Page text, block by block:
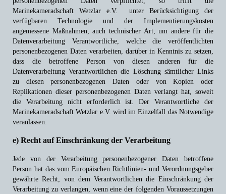
Marinekameradschaft Wetzlar e.V. unter Berücksichtigung der
verfügbaren Technologie und der Implementierungskosten
angemessene Maßnahmen, auch technischer Art, um andere für die
Datenverarbeitung Verantwortliche, welche die veröffentlichten
personenbezogenen Daten verarbeiten, darüber in Kenntnis zu setzen,
dass die betroffene Person von diesen anderen für die
Datenverarbeitung Verantwortlichen die Löschung sämtlicher Links
zu diesen personenbezogenen Daten oder von Kopien oder
Replikationen dieser personenbezogenen Daten verlangt hat, soweit
die Verarbeitung nicht erforderlich ist. Der Verantwortliche der
Marinekameradschaft Wetzlar e.V. wird im Einzelfall das Notwendige
veranlassen.
e) Recht auf Einschränkung der Verarbeitung
Jede von der Verarbeitung personenbezogener Daten betroffene
Person hat das vom Europäischen Richtlinien- und Verordnungsgeber
gewährte Recht, von dem Verantwortlichen die Einschränkung der
Verarbeitung zu verlangen, wenn eine der folgenden Voraussetzungen